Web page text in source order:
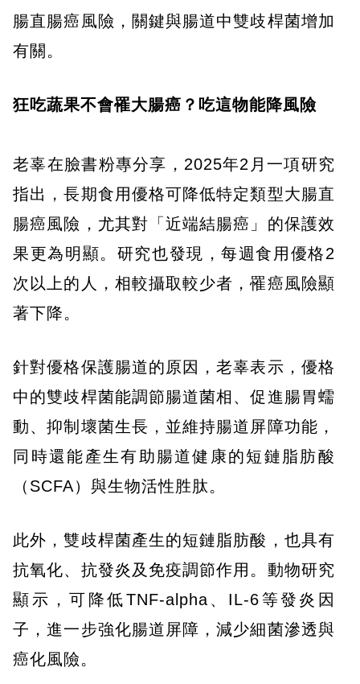
腸直腸癌風險，關鍵與腸道中雙歧桿菌增加
有關。
狂吃蔬果不會罹大腸癌？吃這物能降風險
老辜在臉書粉專分享，2025年2月一項研究
指出，長期食用優格可降低特定類型大腸直
腸癌風險，尤其對「近端結腸癌」的保護效
果更為明顯。研究也發現，每週食用優格2
次以上的人，相較攝取較少者，罹癌風險顯
著下降。
針對優格保護腸道的原因，老辜表示，優格
中的雙歧桿菌能調節腸道菌相、促進腸胃蠕
動、抑制壞菌生長，並維持腸道屏障功能，
同時還能產生有助腸道健康的短鏈脂肪酸
（SCFA）與生物活性胜肽。
此外，雙歧桿菌產生的短鏈脂肪酸，也具有
抗氧化、抗發炎及免疫調節作用。動物研究
顯示，可降低TNF-alpha、IL-6等發炎因
子，進一步強化腸道屏障，減少細菌滲透與
癌化風險。